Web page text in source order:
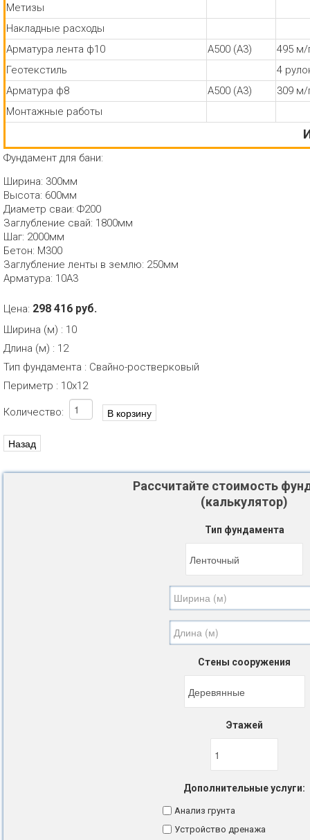
Метизы
Накладные расходы
Арматура лента ф10
А500 (А3)
495 м/
Геотекстиль
4
Арматура ф8
А500 (А3)
309 м/
Монтажные работы
Фундамент для бани:
Ширина: 300мм
Высота: 600мм
Диаметр сваи: Ф200
Заглубление свай: 1800мм
Шаг: 2000мм
Бетон: М300
Заглубление ленты в землю: 250мм
Арматура: 10А3
Цена: 298 416 руб.
Ширина (м) : 10
Длина (м) : 12
Тип фундамента : Свайно-ростверковый
Периметр : 10х12
Количество:
Рассчитайте стоимость
(калькулятор)
Тип фундамента
Стены сооружения
Этажей
Дополнительные услуги:
Анализ грунта
Устройство дренажа